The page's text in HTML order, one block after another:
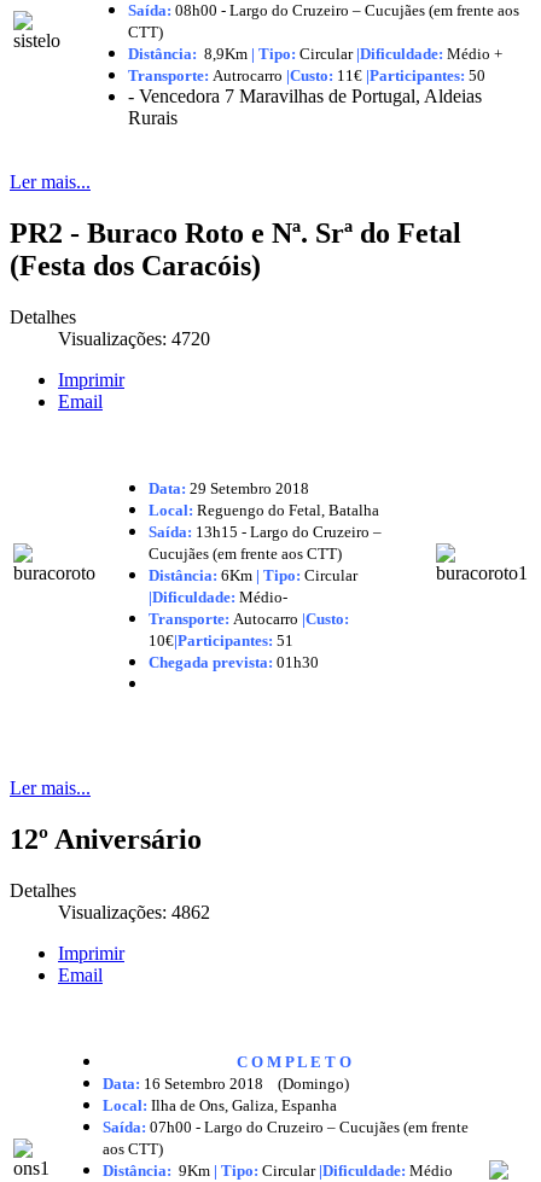
Saída: 08h00 - Largo do Cruzeiro – Cucujães (em frente aos
CTT)
Distância: 8,9Km | Tipo: Circular |Dificuldade: Médio +
Transporte: Autrocarro |Custo: 11€ |Participantes: 50
- Vencedora 7 Maravilhas de Portugal, Aldeias
Rurais
Ler mais...
PR2 - Buraco Roto e Nª. Srª do Fetal
(Festa dos Caracóis)
Detalhes
Visualizações: 4720
Imprimir
Email
Data: 29 Setembro 2018
Local: Reguengo do Fetal, Batalha
Saída: 13h15 - Largo do Cruzeiro –
Cucujães (em frente aos CTT)
Distância: 6Km | Tipo: Circular
|Dificuldade: Médio-
Transporte: Autocarro |Custo:
10€|Participantes: 51
Chegada prevista: 01h30
Ler mais...
12º Aniversário
Detalhes
Visualizações: 4862
Imprimir
Email
C O M P L E T O
Data: 16 Setembro 2018 (Domingo)
Local: Ilha de Ons, Galiza, Espanha
Saída: 07h00 - Largo do Cruzeiro – Cucujães (em frente
aos CTT)
Distância: 9Km | Tipo: Circular |Dificuldade: Médio